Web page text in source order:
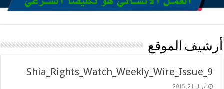
أرشيف الموقع
Shia_Rights_Watch_Weekly_Wire_Issue_9
أبريل 21, 2015